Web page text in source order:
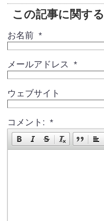
この記事に関す
お名前 *
メールアドレス *
ウェブサイト
コメント: *